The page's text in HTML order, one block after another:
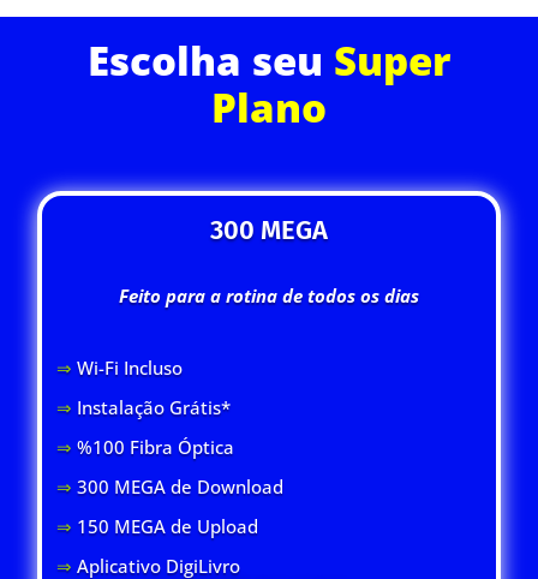
Escolha seu Super
Plano
300 MEGA
Feito para a rotina de todos os dias
⇒ Wi-Fi Incluso
⇒ Instalação Grátis*
⇒ %100 Fibra Óptica
⇒ 300 MEGA de Download
⇒ 150 MEGA de Upload
⇒Aplicativo DigiLivro